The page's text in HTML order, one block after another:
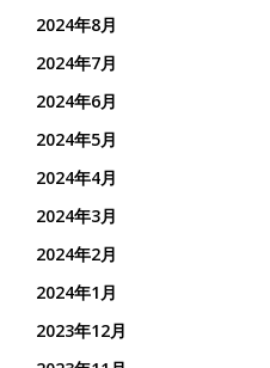
2024年8月
2024年7月
2024年6月
2024年5月
2024年4月
2024年3月
2024年2月
2024年1月
2023年12月